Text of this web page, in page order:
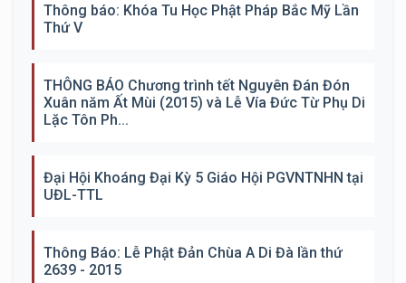
Thông báo: Khóa Tu Học Phật Pháp Bắc Mỹ Lần
Thứ V
THÔNG BÁO Chương trình tết Nguyên Đán Đón
Xuân năm Ất Mùi (2015) và Lễ Vía Đức Từ Phụ Di
Lặc Tôn Ph...
Đại Hội Khoáng Đại Kỳ 5 Giáo Hội PGVNTNHN tại
UĐL-TTL
Thông Báo: Lễ Phật Đản Chùa A Di Đà lần thứ
2639 - 2015